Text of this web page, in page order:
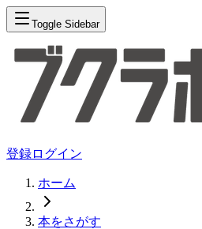
Toggle Sidebar
登録ログイン
ホーム
本をさがす